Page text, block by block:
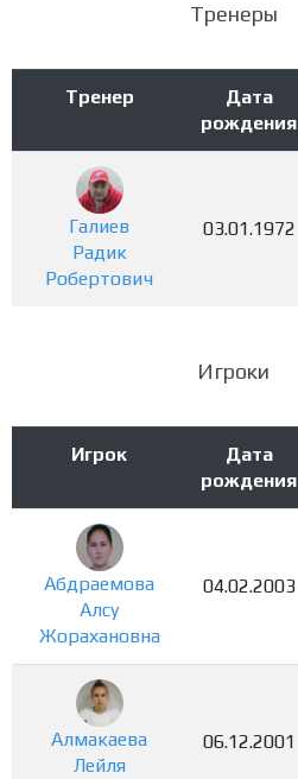
Тренеры
Тренер
Дата
рождения
Галиев
Радик
Робертович
03.01.1972
Игроки
Игрок
Дата
рождения
Абдраемова
Алсу
Жорахановна
04.02.2003
Алмакаева
Лейля
06.12.2001